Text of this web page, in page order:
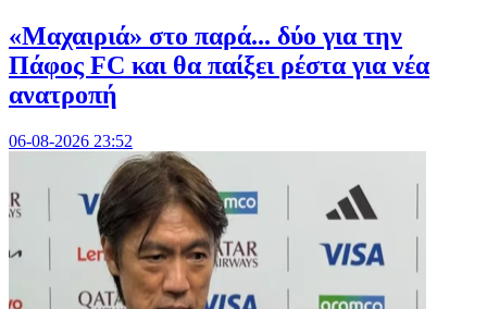
«Μαχαιριά» στο παρά... δύο για την
Πάφος FC και θα παίξει ρέστα για νέα
ανατροπή
06-08-2026 23:52